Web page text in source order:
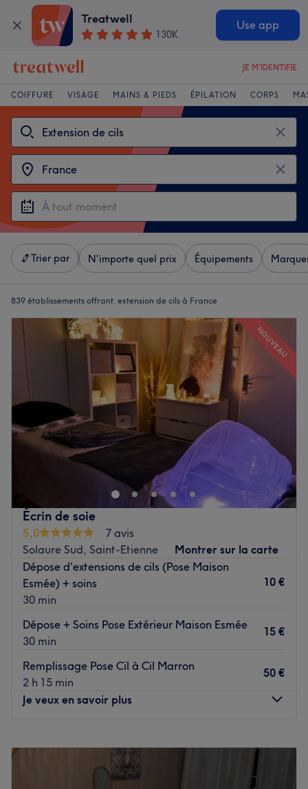
Treatwell
130K
Use app
JE M'IDENTIFIE
COIFFURE VISAGE MAINS & PIEDS ÉPILATION CORPS
Trier par N'importe quel prix Équipements
839 établissements offrant: extension de cils à France
NOUVEAU
Écrin de soie
5,0
7 avis
Solaure Sud, Saint-Etienne
Montrer sur la carte
Dépose d'extensions de cils (Pose Maison
Esmée) + soins
30 min
10 €
Dépose + Soins Pose Extérieur Maison Esmée
30 min
15 €
Remplissage Pose Cil à Cil Marron
2 h 15 min
50 €
Je veux en savoir plus
22:00
22:00